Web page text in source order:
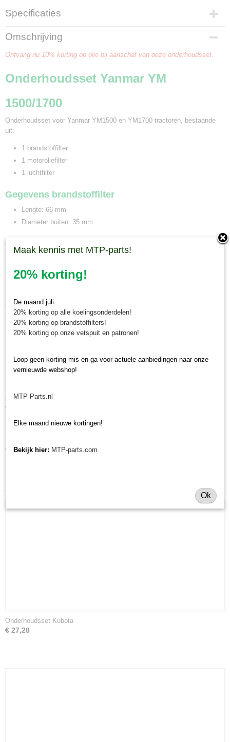
Specificaties
Bruto gewicht
0,68 Kg
Omschrijving
Ontvang nu 10% korting op olie bij aanschaf van deze onderhoudsset.
Onderhoudsset Yanmar YM
1500/1700
Onderhoudsset voor Yanmar YM1500 en YM1700 tractoren, bestaande
uit:
1 brandstoffilter
1 motoroliefilter
1 luchtfilter
Gegevens brandstoffilter
Lengte: 66 mm
Diameter buiten: 35 mm
Gegevens motoroliefilter
Lengte: 86 mm
Diameter buiten: 81 mm
Gegevens luchtfilter
Diameter buiten: 180 mm
Diameter binnen: 115 mm
Minitractorparts.nl, uw leverancier voor
minitrekker onderdelen!
minitractoren, miditractoren, compacttractoren en aanbouwwerktuigen. Wij
verkopen deze onderdelen met als specialisme de Japanse
deze onderhoudsset, voor uw Yanmar YM 1500, YM 1700.
Onderhoudsset Kubota
€ 27,28
Maak kennis met MTP-parts!
20% korting!
De maand juli
20% korting op alle koelingsonderdelen!
20% korting op brandstoffilters!
20% korting op onze vetspuit en patronen!
Loop geen korting mis en ga voor actuele aanbiedingen naar onze
vernieuwde webshop!
MTP Parts.nl
Elke maand nieuwe kortingen!
Bekijk hier: MTP-parts.com
Ok